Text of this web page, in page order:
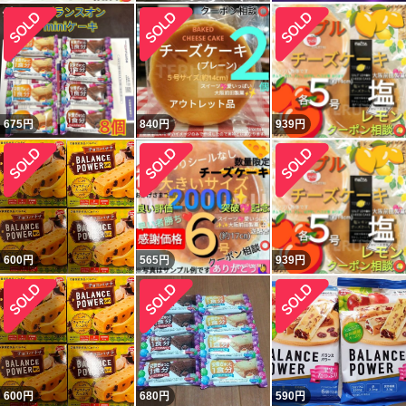
675円 840円 939円
600円 565円 939円
600円 680円 590円